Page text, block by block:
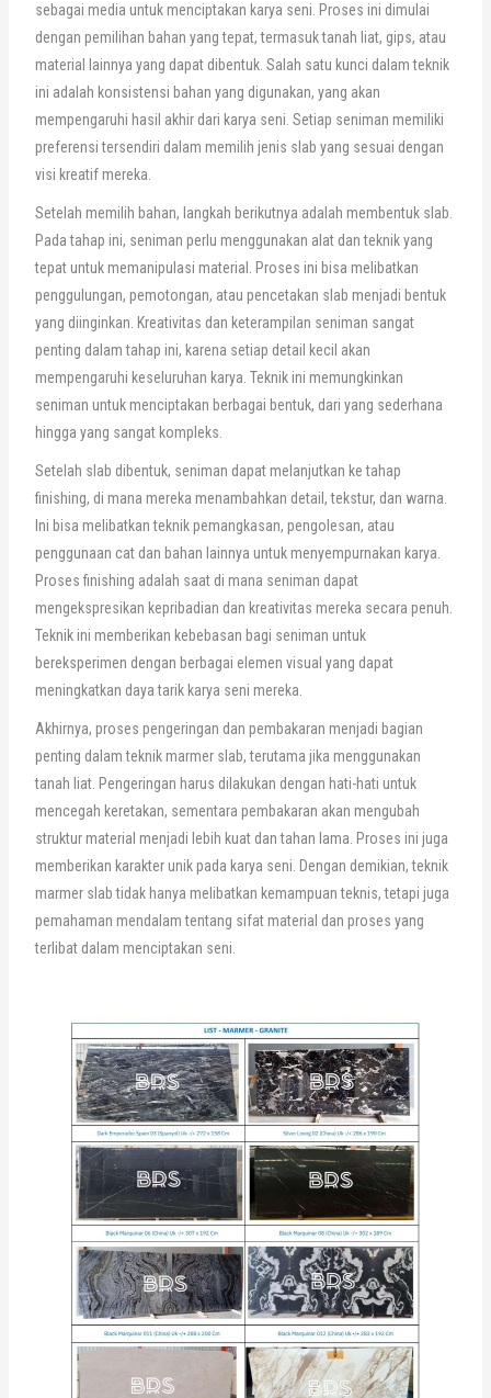
sebagai media untuk menciptakan karya seni. Proses ini dimulai
dengan pemilihan bahan yang tepat, termasuk tanah liat, gips, atau
material lainnya yang dapat dibentuk. Salah satu kunci dalam teknik
ini adalah konsistensi bahan yang digunakan, yang akan
mempengaruhi hasil akhir dari karya seni. Setiap seniman memiliki
preferensi tersendiri dalam memilih jenis slab yang sesuai dengan
visi kreatif mereka.
Setelah memilih bahan, langkah berikutnya adalah membentuk slab.
Pada tahap ini, seniman perlu menggunakan alat dan teknik yang
tepat untuk memanipulasi material. Proses ini bisa melibatkan
penggulungan, pemotongan, atau pencetakan slab menjadi bentuk
yang diinginkan. Kreativitas dan keterampilan seniman sangat
penting dalam tahap ini, karena setiap detail kecil akan
mempengaruhi keseluruhan karya. Teknik ini memungkinkan
seniman untuk menciptakan berbagai bentuk, dari yang sederhana
hingga yang sangat kompleks.
Setelah slab dibentuk, seniman dapat melanjutkan ke tahap
finishing, di mana mereka menambahkan detail, tekstur, dan warna.
Ini bisa melibatkan teknik pemangkasan, pengolesan, atau
penggunaan cat dan bahan lainnya untuk menyempurnakan karya.
Proses finishing adalah saat di mana seniman dapat
mengekspresikan kepribadian dan kreativitas mereka secara penuh.
Teknik ini memberikan kebebasan bagi seniman untuk
bereksperimen dengan berbagai elemen visual yang dapat
meningkatkan daya tarik karya seni mereka.
Akhirnya, proses pengeringan dan pembakaran menjadi bagian
penting dalam teknik marmer slab, terutama jika menggunakan
tanah liat. Pengeringan harus dilakukan dengan hati-hati untuk
mencegah keretakan, sementara pembakaran akan mengubah
struktur material menjadi lebih kuat dan tahan lama. Proses ini juga
memberikan karakter unik pada karya seni. Dengan demikian, teknik
marmer slab tidak hanya melibatkan kemampuan teknis, tetapi juga
pemahaman mendalam tentang sifat material dan proses yang
terlibat dalam menciptakan seni.